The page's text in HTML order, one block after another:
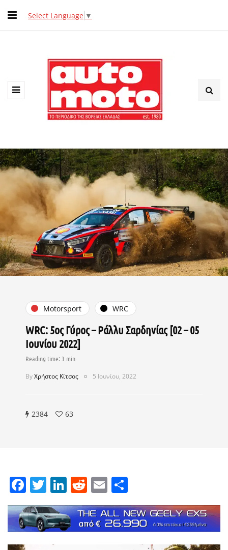
Select Language ▼
Motorsport WRC
WRC: 5ος Γύρος – Ράλλυ Σαρδηνίας [02 – 05
Ιουνίου 2022]
ByΧρήστος Κίτσος 5 Ιουνίου, 2022
2384 63
Facebook
Twitter
LinkedIn
Reddit
Email